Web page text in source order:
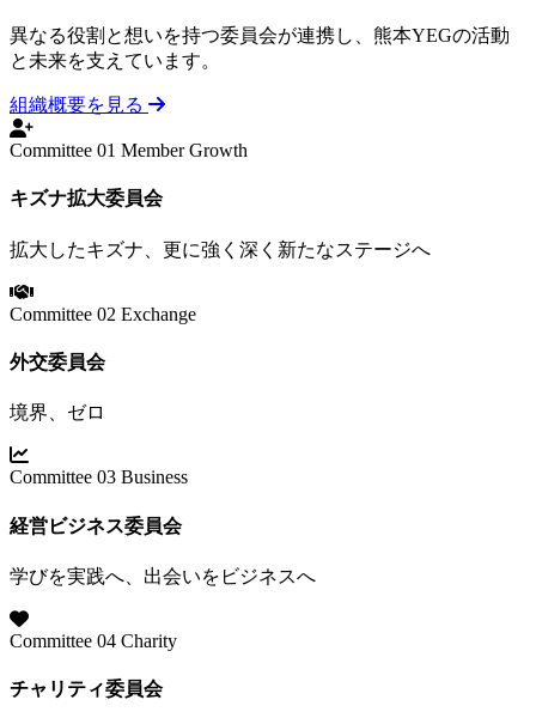
異なる役割と想いを持つ委員会が連携し、熊本YEGの活動
と未来を支えています。
組織概要を見る
Committee 01 Member Growth
キズナ拡大委員会
拡大したキズナ、更に強く深く新たなステージへ
Committee 02 Exchange
外交委員会
境界、ゼロ
Committee 03 Business
経営ビジネス委員会
学びを実践へ、出会いをビジネスへ
Committee 04 Charity
チャリティ委員会